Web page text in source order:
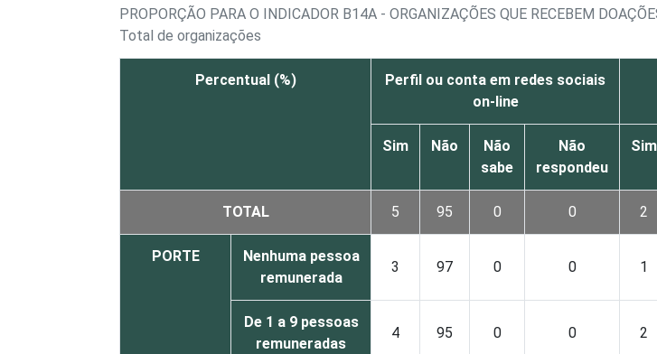
PROPORÇÃO PARA O INDICADOR B14A - ORGANIZAÇÕES QUE RECEBEM
Total de organizações
Percentual (%)
Perfil ou conta em redes sociais
on-line
Sim Não
Não
sabe
Não
respondeu
Sim
TOTAL 5 95 0 0 2
PORTE
Nenhuma pessoa
remunerada
3 97 0 0 1
De 1 a 9 pessoas
remuneradas
4 95 0 0 2